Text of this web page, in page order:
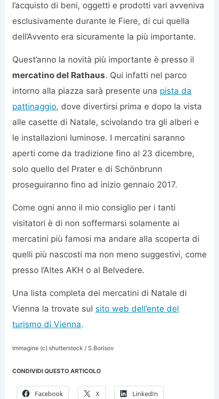
l’acquisto di beni, oggetti e prodotti vari avveniva
esclusivamente durante le Fiere, di cui quella
dell’Avvento era sicuramente la più importante.
Quest’anno la novità più importante è presso il
mercatino del Rathaus. Qui infatti nel parco
intorno alla piazza sarà presente una pista da
pattinaggio, dove divertirsi prima e dopo la vista
alle casette di Natale, scivolando tra gli alberi e
le installazioni luminose. I mercatini saranno
aperti come da tradizione fino al 23 dicembre,
solo quello del Prater e di Schönbrunn
proseguiranno fino ad inizio gennaio 2017.
Come ogni anno il mio consiglio per i tanti
visitatori è di non soffermarsi solamente ai
mercatini più famosi ma andare alla scoperta di
quelli più nascosti ma non meno suggestivi, come
presso l’Altes AKH o al Belvedere.
Una lista completa dei mercatini di Natale di
Vienna la trovate sul sito web dell’ente del
turismo di Vienna.
Immagine (c) shutterstock / S.Borisov
CONDIVIDI QUESTO ARTICOLO
Facebook X LinkedIn